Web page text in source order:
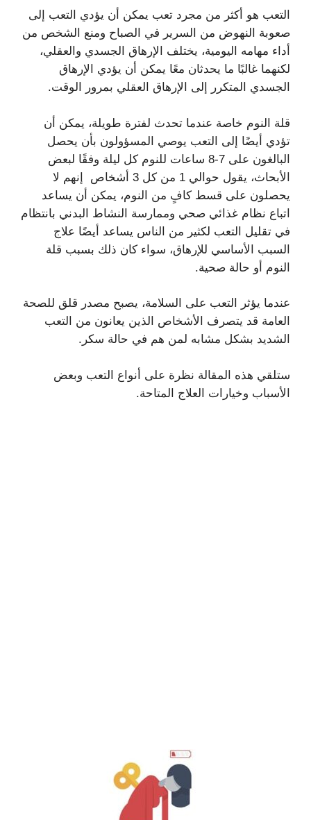
التعب هو أكثر من مجرد تعب يمكن أن يؤدي التعب إلى
صعوبة النهوض من السرير في الصباح ومنع الشخص من
أداء مهامه اليومية، يختلف الإرهاق الجسدي والعقلي،
لكنهما غالبًا ما يحدثان معًا يمكن أن يؤدي الإرهاق
الجسدي المتكرر إلى الإرهاق العقلي بمرور الوقت.
قلة النوم خاصة عندما تحدث لفترة طويلة، يمكن أن
تؤدي أيضًا إلى التعب يوصي المسؤولون بأن يحصل
البالغون على 7-8 ساعات للنوم كل ليلة وفقًا لبعض
الأبحاث، يقول حوالي 1 من كل 3 أشخاص إنهم لا
يحصلون على قسط كافٍ من النوم، يمكن أن يساعد
اتباع نظام غذائي صحي وممارسة النشاط البدني بانتظام
في تقليل التعب لكثير من الناس يساعد أيضًا علاج
السبب الأساسي للإرهاق، سواء كان ذلك بسبب قلة
النوم أو حالة صحية.
عندما يؤثر التعب على السلامة، يصبح مصدر قلق للصحة
العامة قد يتصرف الأشخاص الذين يعانون من التعب
الشديد بشكل مشابه لمن هم في حالة سكر.
ستلقي هذه المقالة نظرة على أنواع التعب وبعض
الأسباب وخيارات العلاج المتاحة.